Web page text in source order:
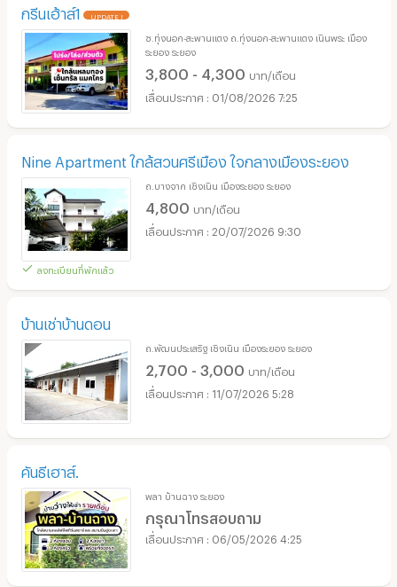
กรีนเฮ้าส์1 UPDATE !
ซ.ทุ่งนอก-สะพานแตง ถ.ทุ่งนอก-สะพานแตง เนินพระ เมือง
ระยอง ระยอง
3,800 - 4,300 บาท/เดือน
01/08/2026 7:25
Nine Apartment ใกล้สวนศรีเมือง ใจกลางเมืองระยอง
ลงทะเบียนที่พักแล้ว
ถ.บางจาก เชิงเนิน เมืองระยอง ระยอง
4,800 บาท/เดือน
20/07/2026 9:30
บ้านเช่าบ้านดอน
ถ.พัฒนประเสริฐ เชิงเนิน เมืองระยอง ระยอง
2,700 - 3,000 บาท/เดือน
11/07/2026 5:28
คันธีเฮาส์.
พลา บ้านฉาง ระยอง
กรุณาโทรสอบถาม
06/05/2026 4:25